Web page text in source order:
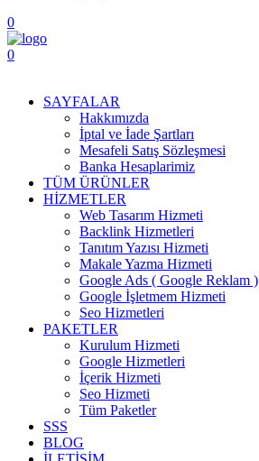
0
0
SAYFALAR
Hakkımızda
İptal ve İade Şartları
Mesafeli Satış Sözleşmesi
Banka Hesaplarimiz
TÜM ÜRÜNLER
HİZMETLER
Web Tasarım Hizmeti
Backlink Hizmetleri
Tanıtım Yazısı Hizmeti
Makale Yazma Hizmeti
Google Ads ( Google Reklam )
Google İşletmem Hizmeti
Seo Hizmetleri
PAKETLER
Kurulum Hizmeti
Google Hizmetleri
İçerik Hizmeti
Seo Hizmeti
Tüm Paketler
SSS
BLOG